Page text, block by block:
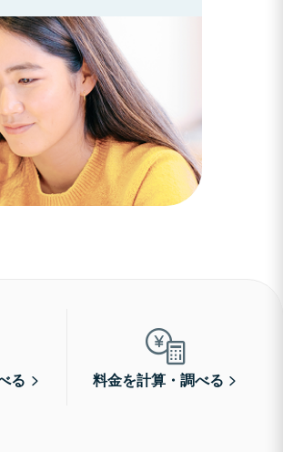
る 料金を計算・調べる